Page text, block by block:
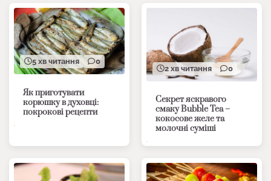
5 хв читання 0
Як приготувати
корюшку в духовці:
покрокові рецепти
2 хв читання 0
Секрет яскравого
смаку Bubble Tea –
кокосове желе та
молочні суміші